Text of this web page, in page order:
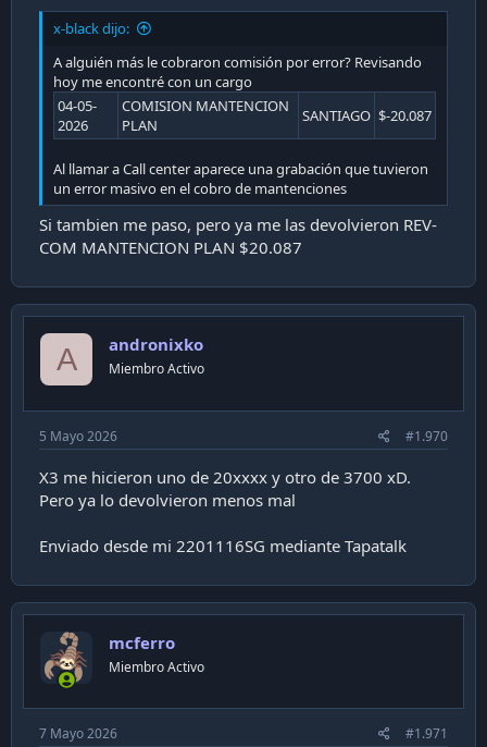
x-black dijo:
A alguién más le cobraron comisión por error? Revisando
hoy me encontré con un cargo
04-05-
2026
COMISION MANTENCION
PLAN
SANTIAGO $-20.087
Al llamar a Call center aparece una grabación que tuvieron
un error masivo en el cobro de mantenciones
Si tambien me paso, pero ya me las devolvieron REV-
COM MANTENCION PLAN $20.087
A andronixko
Miembro Activo
5 Mayo 2026 #1.970
X3 me hicieron uno de 20xxxx y otro de 3700 xD.
Pero ya lo devolvieron menos mal
Enviado desde mi 2201116SG mediante Tapatalk
mcferro
Miembro Activo
7 Mayo 2026 #1.971